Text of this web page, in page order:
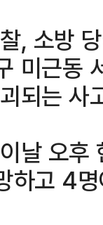
, 소방
미근동
되는 사
날 오후
하고 4